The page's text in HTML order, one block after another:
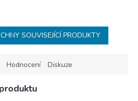
SOUVISEJÍCÍ PRODUKTY
Hodnocení Diskuze